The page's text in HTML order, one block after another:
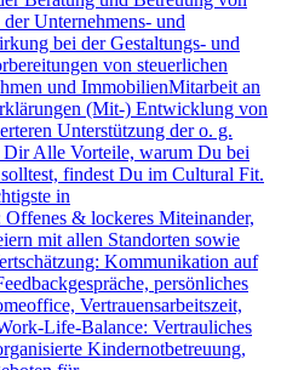
Unternehmens- und
bei der Gestaltungs- und
von steuerlichen
und ImmobilienMitarbeit an
(Mit-) Entwicklung von
Unterstützung der o. g.
Alle Vorteile, warum Du bei
findest Du im Cultural Fit.
in
& lockeres Miteinander,
mit allen Standorten sowie
Kommunikation auf
persönliches
Vertrauensarbeitszeit,
Life-Balance: Vertrauliches
Kindernotbetreuung,